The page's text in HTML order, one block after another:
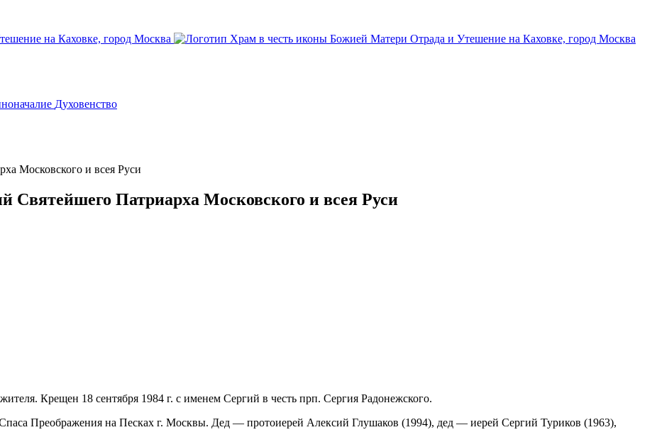
Духовенство
Московского и всея Руси
Святейшего Патриарха Московского и всея Руси
Крещен 18 сентября 1984 г. с именем Сергий в честь прп. Сергия Радонежского.
Преображения на Песках г. Москвы. Дед — протоиерей Алексий Глушаков (1994), дед — иерей Сергий Туриков (1963),